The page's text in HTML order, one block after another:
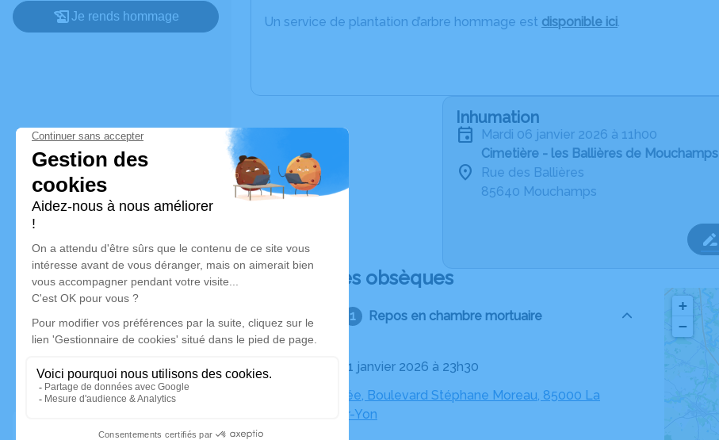
Je rends hommage Un service de plantation d’arbre hommage est disponible ici.
Inhumation
mardi 06 janvier 2026 à 11h00
Cimetière - les Ballières de Mouchamps
Rue des Ballières
85640 Mouchamps
Déroulé des obsèques
Repos en chambre mortuaire
Le jeudi 01 janvier 2026 à 23h30
Chd Vendée, Boulevard Stéphane Moreau, 85000 La
Roche-sur-Yon
+
−